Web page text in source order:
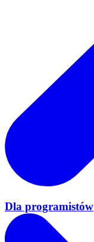
Dla programistów